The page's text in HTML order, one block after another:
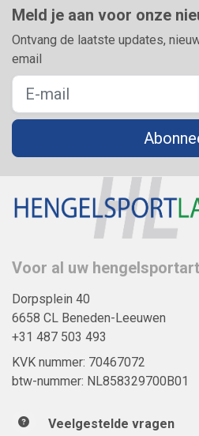
Meld je aan voor onze
Ontvang de laatste updates,
email
Voor al uw
Dorpsplein 40
6658 CL Beneden-Leeuwen
+31 487 503 493
KVK nummer: 70467072
btw-nummer: NL858329700B01
Veelgestelde vragen